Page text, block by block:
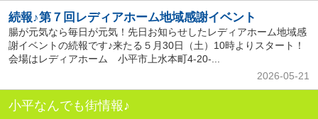
続報♪第７回レディアホーム地域感謝イベント
腸が元気なら毎日が元気！先日お知らせしたレディアホーム地域感
謝イベントの続報です♪来たる５月30日（土）10時よりスタート！
会場はレディアホーム 小平市上水本町4-20-...
2026-05-21
小平なんでも街情報♪